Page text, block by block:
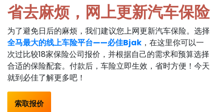
省去麻烦，网上更新汽车保险
为了避免日后的麻烦，我们建议您上网更新汽车保险。选择
全马最大的线上车险平台——必佳Bjak ，在这里你可以一
次过比较18家保险公司报价，并根据自己的需求和预算选择
合适的保险配套。付款后，车险立即生效，省时方便！今天
就到必佳了解更多吧！
索取报价